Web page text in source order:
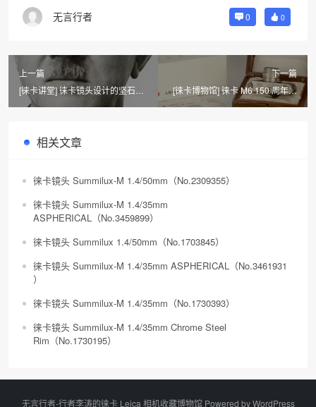
无言行者 0 0
上一篇
[徕卡讲堂] 徕卡镜头设计的坚石
——马克斯·贝雷
下一篇
[徕卡博物馆] 徕卡 M6 150 周年光
学纪念铂金机 （No.2490059）
相关文章
徕卡镜头 Summilux-M 1.4/50mm（No.2309355）
徕卡镜头 Summilux-M 1.4/35mm
ASPHERICAL（No.3459899）
徕卡镜头 Summilux 1.4/50mm（No.1703845）
徕卡镜头 Summilux-M 1.4/35mm ASPHERICAL（No.3461931​
）
徕卡镜头 Summilux-M 1.4/35mm​（No.1730393）
徕卡镜头 Summilux-M 1.4/35mm Chrome Steel
Rim（No.1730195）
无言行者-行者李涛的徕卡 Leica 相机收藏博物馆 Powered byWordPress